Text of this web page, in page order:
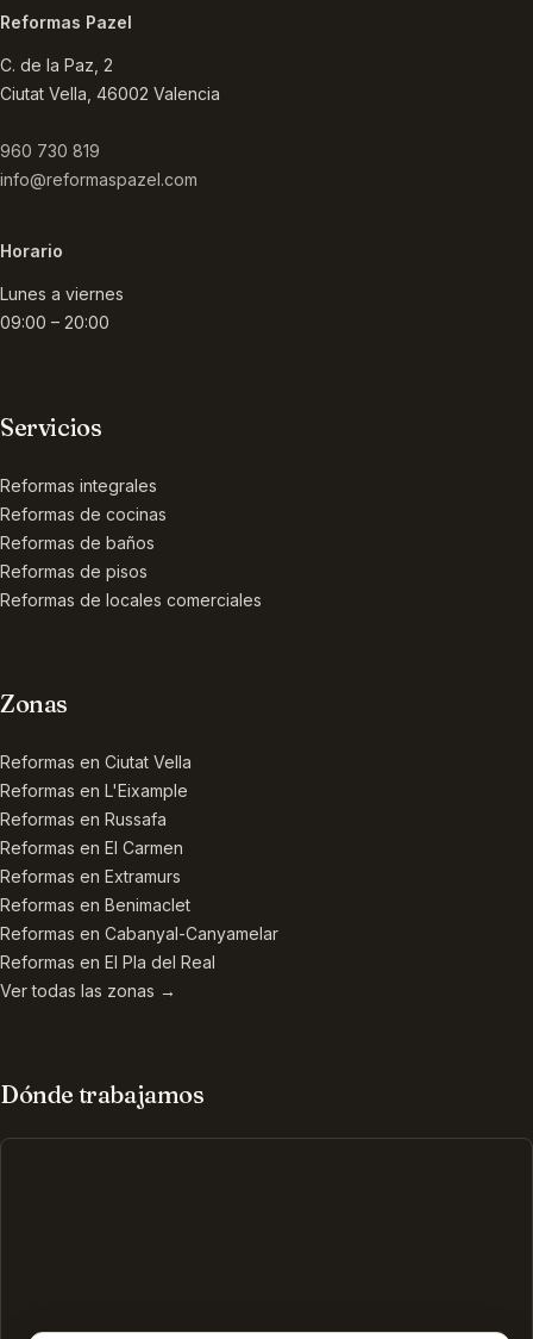
Reformas Pazel
C. de la Paz, 2
Ciutat Vella 46002 Valencia
960 730 819
info@reformaspazel.com
Horario
Lunes a viernes
09:00 – 20:00
Servicios
Reformas integrales
Reformas de cocinas
Reformas de baños
Reformas de pisos
Reformas de locales comerciales
Zonas
Reformas en Ciutat Vella
Reformas en L'Eixample
Reformas en Russafa
Reformas en El Carmen
Reformas en Extramurs
Reformas en Benimaclet
Reformas en Cabanyal-Canyamelar
Reformas en El Pla del Real
Ver todas las zonas →
Dónde trabajamos